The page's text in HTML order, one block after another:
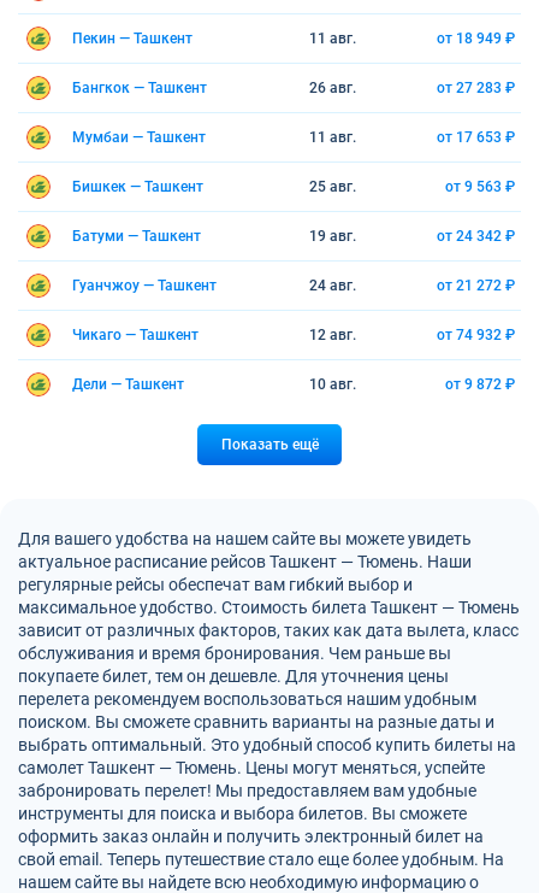
Пекин — Ташкент 11 авг. от 18 949 ₽
Бангкок — Ташкент 26 авг. от 27 283 ₽
Мумбаи — Ташкент 11 авг. от 17 653 ₽
Бишкек — Ташкент 25 авг. от 9 563 ₽
Батуми — Ташкент 19 авг. от 24 342 ₽
Гуанчжоу — Ташкент 24 авг. от 21 272 ₽
Чикаго — Ташкент 12 авг. от 74 932 ₽
Дели — Ташкент 10 авг. от 9 872 ₽
Показать ещё
Для вашего удобства на нашем сайте вы можете увидеть
актуальное расписание рейсов Ташкент — Тюмень. Наши
регулярные рейсы обеспечат вам гибкий выбор и
максимальное удобство. Стоимость билета Ташкент — Тюмень
зависит от различных факторов, таких как дата вылета, класс
обслуживания и время бронирования. Чем раньше вы
покупаете билет, тем он дешевле. Для уточнения цены
перелета рекомендуем воспользоваться нашим удобным
поиском. Вы сможете сравнить варианты на разные даты и
выбрать оптимальный. Это удобный способ купить билеты на
самолет Ташкент — Тюмень. Цены могут меняться, успейте
забронировать перелет! Мы предоставляем вам удобные
инструменты для поиска и выбора билетов. Вы сможете
оформить заказ онлайн и получить электронный билет на
свой email. Теперь путешествие стало еще более удобным. На
нашем сайте вы найдете всю необходимую информацию о